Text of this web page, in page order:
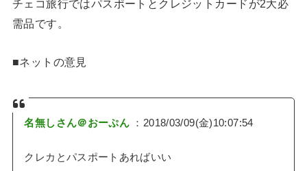
チェコ旅行ではパスポートとクレジットカードが2大必
需品です。
■ネットの意見
名無しさん＠おーぷん ：2018/03/09(金)10:07:54
クレカとパスポートあればいい